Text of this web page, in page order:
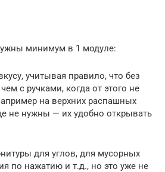
минимум в 1 модуле:
учитывая правило, что без
с ручками, когда от этого не
на верхних распашных
не нужны — их удобно открывать
для углов, для мусорных
по нажатию и т.д., но это уже не